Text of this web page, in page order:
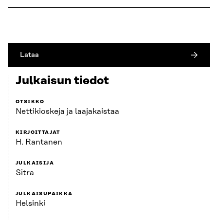
Lataa
Julkaisun tiedot
OTSIKKO
Nettikioskeja ja laajakaistaa
KIRJOITTAJAT
H. Rantanen
JULKAISIJA
Sitra
JULKAISUPAIKKA
Helsinki